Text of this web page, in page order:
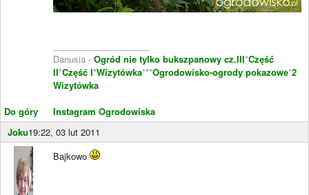
Do góry
Danusia - Ogród nie tylko bukszpanowy cz.III*Część
II*Część I*Wizytówka***Ogrodowisko-ogrody pokazowe*2
Wizytówka
Instagram Ogrodowiska
Joku19:22, 03 lut 2011
Bajkowo